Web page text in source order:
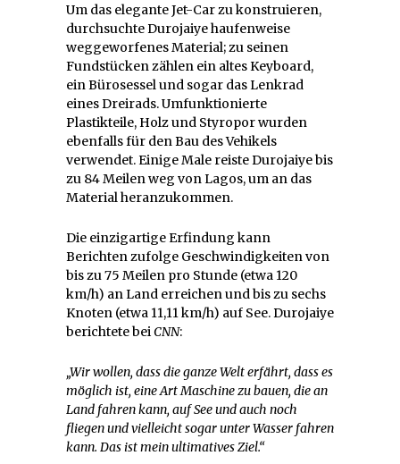
Um das elegante Jet-Car zu konstruieren,
durchsuchte Durojaiye haufenweise
weggeworfenes Material; zu seinen
Fundstücken zählen ein altes Keyboard,
ein Bürosessel und sogar das Lenkrad
eines Dreirads. Umfunktionierte
Plastikteile, Holz und Styropor wurden
ebenfalls für den Bau des Vehikels
verwendet. Einige Male reiste Durojaiye bis
zu 84 Meilen weg von Lagos, um an das
Material heranzukommen.
Die einzigartige Erfindung kann
Berichten zufolge Geschwindigkeiten von
bis zu 75 Meilen pro Stunde (etwa 120
km/h) an Land erreichen und bis zu sechs
Knoten (etwa 11,11 km/h) auf See. Durojaiye
berichtete beiCNN:
„Wir wollen, dass die ganze Welt erfährt, dass es
möglich ist, eine Art Maschine zu bauen, die an
Land fahren kann, auf See und auch noch
fliegen und vielleicht sogar unter Wasser fahren
kann. Das ist mein ultimatives Ziel.“